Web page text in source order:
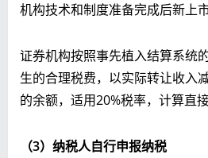
机构技术和制度准备完成后新上
证券机构按照事先植入结算系统
生的合理税费，以实际转让收入
的余额，适用20%税率，计算直
（3） 纳税人自行申报纳税